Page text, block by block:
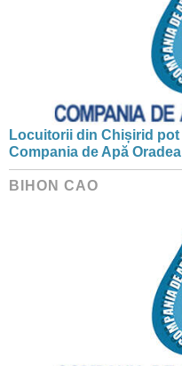
Locuitorii din Chișirid
Compania de Apă Oradea
BIHON CAO